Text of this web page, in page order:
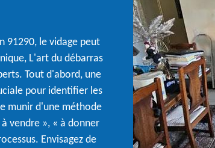
91290, le vidage peut
L'art du débarras
Tout d'abord, une
pour identifier les
munir d'une méthode
vendre », « à donner
Envisagez de